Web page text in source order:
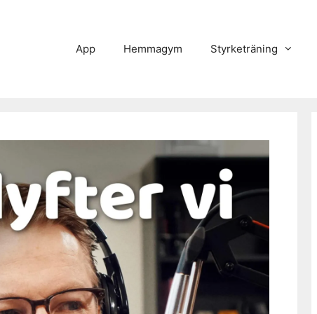
App Hemmagym Styrketräning